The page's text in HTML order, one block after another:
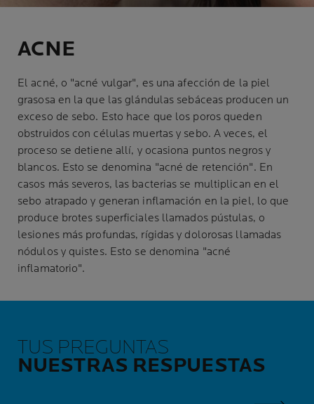
ACNE
El acné, o "acné vulgar", es una afección de la piel
grasosa en la que las glándulas sebáceas producen un
exceso de sebo. Esto hace que los poros queden
obstruidos con células muertas y sebo. A veces, el
proceso se detiene allí, y ocasiona puntos negros y
blancos. Esto se denomina "acné de retención". En
casos más severos, las bacterias se multiplican en el
sebo atrapado y generan inflamación en la piel, lo que
produce brotes superficiales llamados pústulas, o
lesiones más profundas, rígidas y dolorosas llamadas
nódulos y quistes. Esto se denomina "acné
inflamatorio".
TUS PREGUNTAS
NUESTRAS RESPUESTAS